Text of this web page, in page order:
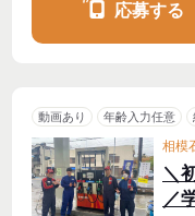
応募する
動画あり 年齢入力任意
相模
＼
／